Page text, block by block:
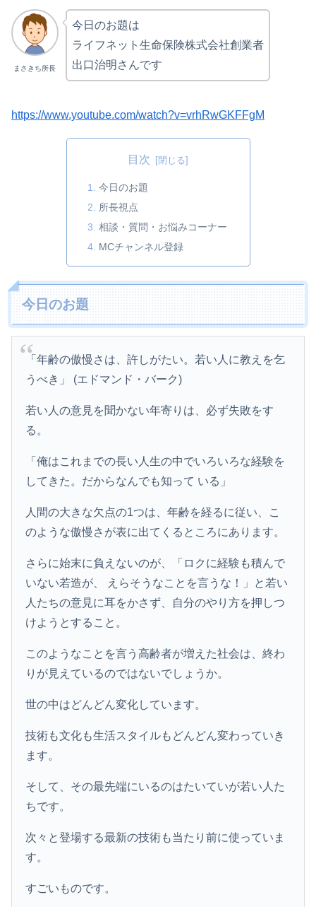
まさきち所長
今日のお題は
ライフネット生命保険株式会社創業者
出口治明さんです
https://www.youtube.com/watch?v=vrhRwGKFFgM
目次
今日のお題
所長視点
相談・質問・お悩みコーナー
MCチャンネル登録
今日のお題
「年齢の傲慢さは、許しがたい。若い人に教えを乞
うべき」 (エドマンド・バーク)
若い人の意見を聞かない年寄りは、必ず失敗をす
る。
「俺はこれまでの長い人生の中でいろいろな経験を
してきた。だからなんでも知って いる」
人間の大きな欠点の1つは、年齢を経るに従い、こ
のような傲慢さが表に出てくるところにあります。
さらに始末に負えないのが、「ロクに経験も積んで
いない若造が、 えらそうなことを言うな！」と若い
人たちの意見に耳をかさず、自分のやり方を押しつ
けようとすること。
このようなことを言う高齢者が増えた社会は、終わ
りが見えているのではないでしょうか。
世の中はどんどん変化しています。
技術も文化も生活スタイルもどんどん変わっていき
ます。
そして、その最先端にいるのはたいていが若い人た
ちです。
次々と登場する最新の技術も当たり前に使っていま
す。
すごいものです。